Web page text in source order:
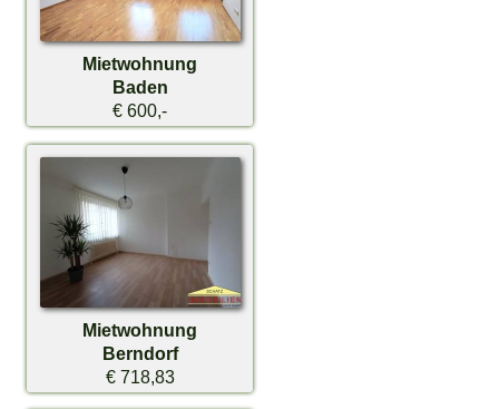
Mietwohnung
Baden
€ 600,-
Mietwohnung
Berndorf
€ 718,83